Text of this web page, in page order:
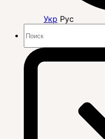
Укр Рус